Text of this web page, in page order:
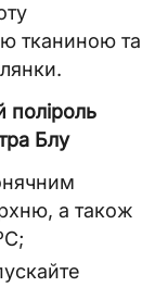
тканиною та
поліроль
Блу
а також